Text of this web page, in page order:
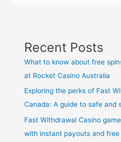
Recent Posts
What to know about free
at Rocket Casino Australia
Exploring the perks of Fast
Canada: A guide to safe and
Fast Withdrawal Casino
with instant payouts and free